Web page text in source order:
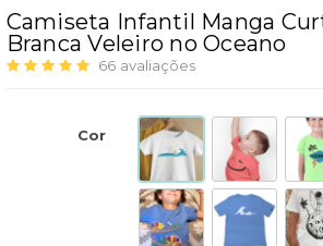
Camiseta Infantil Manga
Branca Veleiro no Oceano
66 avaliações
Cor